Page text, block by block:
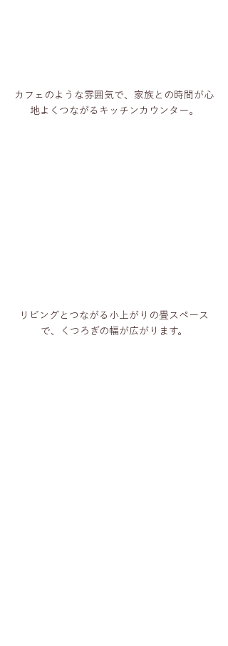
カフェのような雰囲気で、家族との時間が心
地よくつながるキッチンカウンター。
リビングとつながる小上がりの畳スペース
で、くつろぎの幅が広がります。